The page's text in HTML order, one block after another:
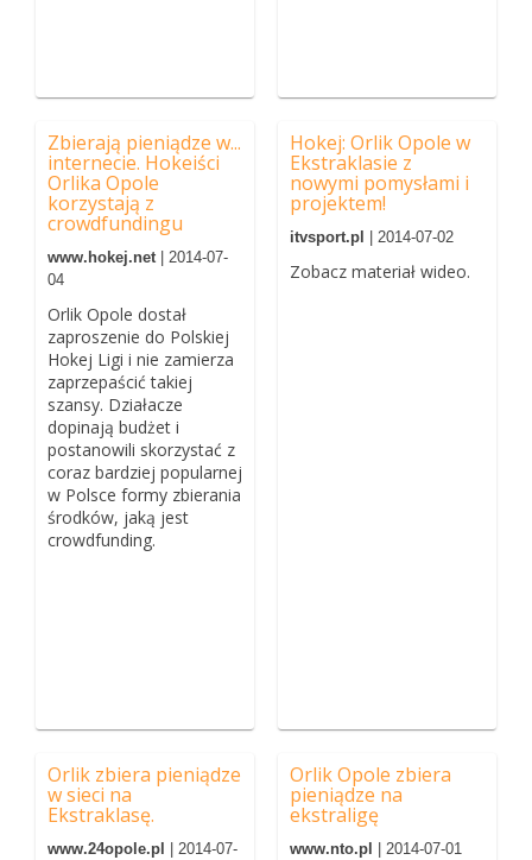
Zbierają pieniądze w...
internecie. Hokeiści
Orlika Opole
korzystają z
crowdfundingu
www.hokej.net| 2014-07-
04
Orlik Opole dostał
zaproszenie do Polskiej
Hokej Ligi i nie zamierza
zaprzepaścić takiej
szansy. Działacze
dopinają budżet i
postanowili skorzystać z
coraz bardziej popularnej
w Polsce formy zbierania
środków, jaką jest
crowdfunding.
Hokej: Orlik Opole w
Ekstraklasie z
nowymi pomysłami i
projektem!
itvsport.pl | 2014-07-02
Zobacz materiał wideo.
Orlik zbiera pieniądze
w sieci na
Ekstraklasę.
www.24opole.pl | 2014-07-
Orlik Opole zbiera
pieniądze na
ekstraligę
www.nto.pl | 2014-07-01